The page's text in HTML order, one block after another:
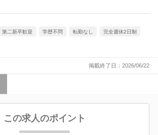
第二新卒歓迎 学歴不問 転勤なし 完全週休2日制
掲載終了日：2026/06/22
この求人のポイント